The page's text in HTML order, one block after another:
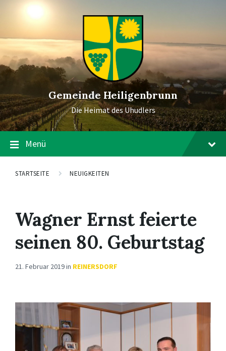
Gemeinde Heiligenbrunn
Die Heimat des Uhudlers
Menü
STARTSEITE NEUIGKEITEN
Wagner Ernst feierte
seinen 80. Geburtstag
21. Februar 2019in REINERSDORF